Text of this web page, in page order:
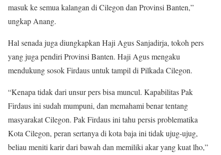
masuk ke semua kalangan di Cilegon dan Provinsi Banten,”
ungkap Anang.
Hal senada juga diungkapkan Haji Agus Sanjadirja, tokoh pers
yang juga pendiri Provinsi Banten. Haji Agus mengaku
mendukung sosok Firdaus untuk tampil di Pilkada Cilegon.
“Kenapa tidak dari unsur pers bisa muncul. Kapabilitas Pak
Firdaus ini sudah mumpuni, dan memahami benar tentang
masyarakat Cilegon. Pak Firdaus ini tahu persis problematika
Kota Cilegon, peran sertanya di kota baja ini tidak ujug-ujug,
beliau meniti karir dari bawah dan memiliki akar yang kuat lho,”